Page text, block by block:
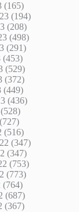
(165)
(194)
(208)
(498)
(291)
(453)
(529)
(372)
(449)
(436)
(528)
(727)
(516)
(347)
(347)
(753)
(773)
(764)
(687)
(367)